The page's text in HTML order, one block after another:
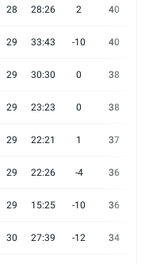
28 28:26 2 40
29 33:43 -10 40
29 30:30 0 38
29 23:23 0 38
29 22:21 1 37
29 22:26 -4 36
29 15:25 -10 36
30 27:39 -12 34